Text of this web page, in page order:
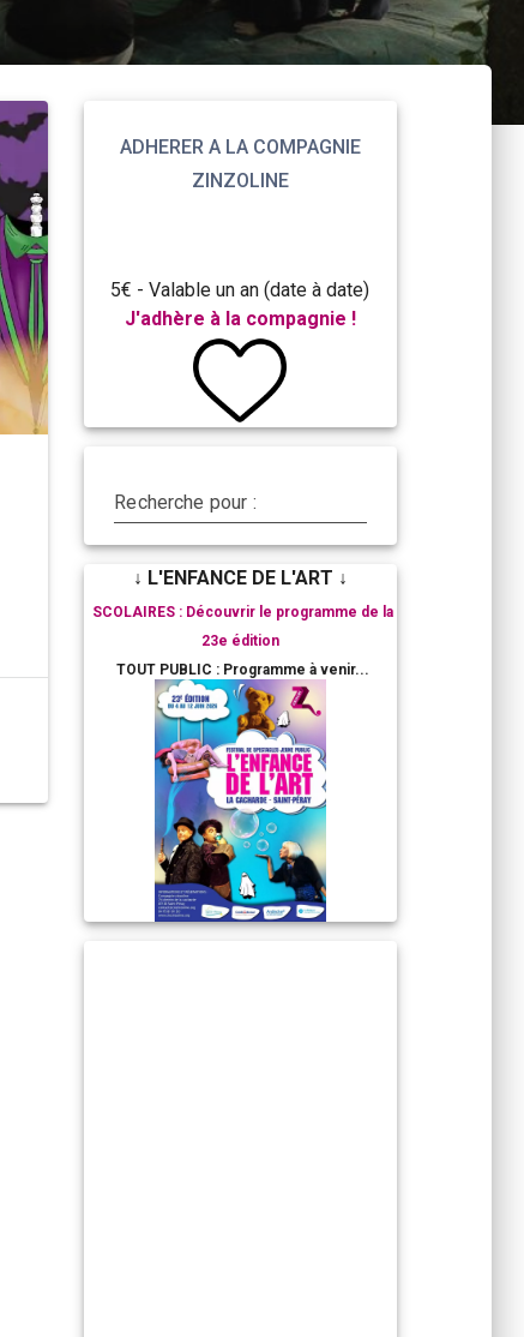
ADHERER A LA COMPAGNIE
ZINZOLINE
5€ - Valable un an (date à date)
J'adhère à la compagnie !
Recherche pour :
↓ L'ENFANCE DE L'ART ↓
SCOLAIRES : Découvrir le programme de la
23e édition
TOUT PUBLIC : Programme à venir...